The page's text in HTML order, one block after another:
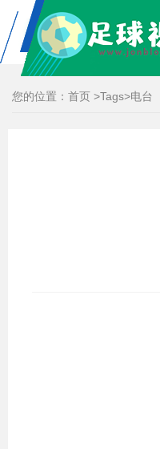
您的位置： 首页 >Tags>电台